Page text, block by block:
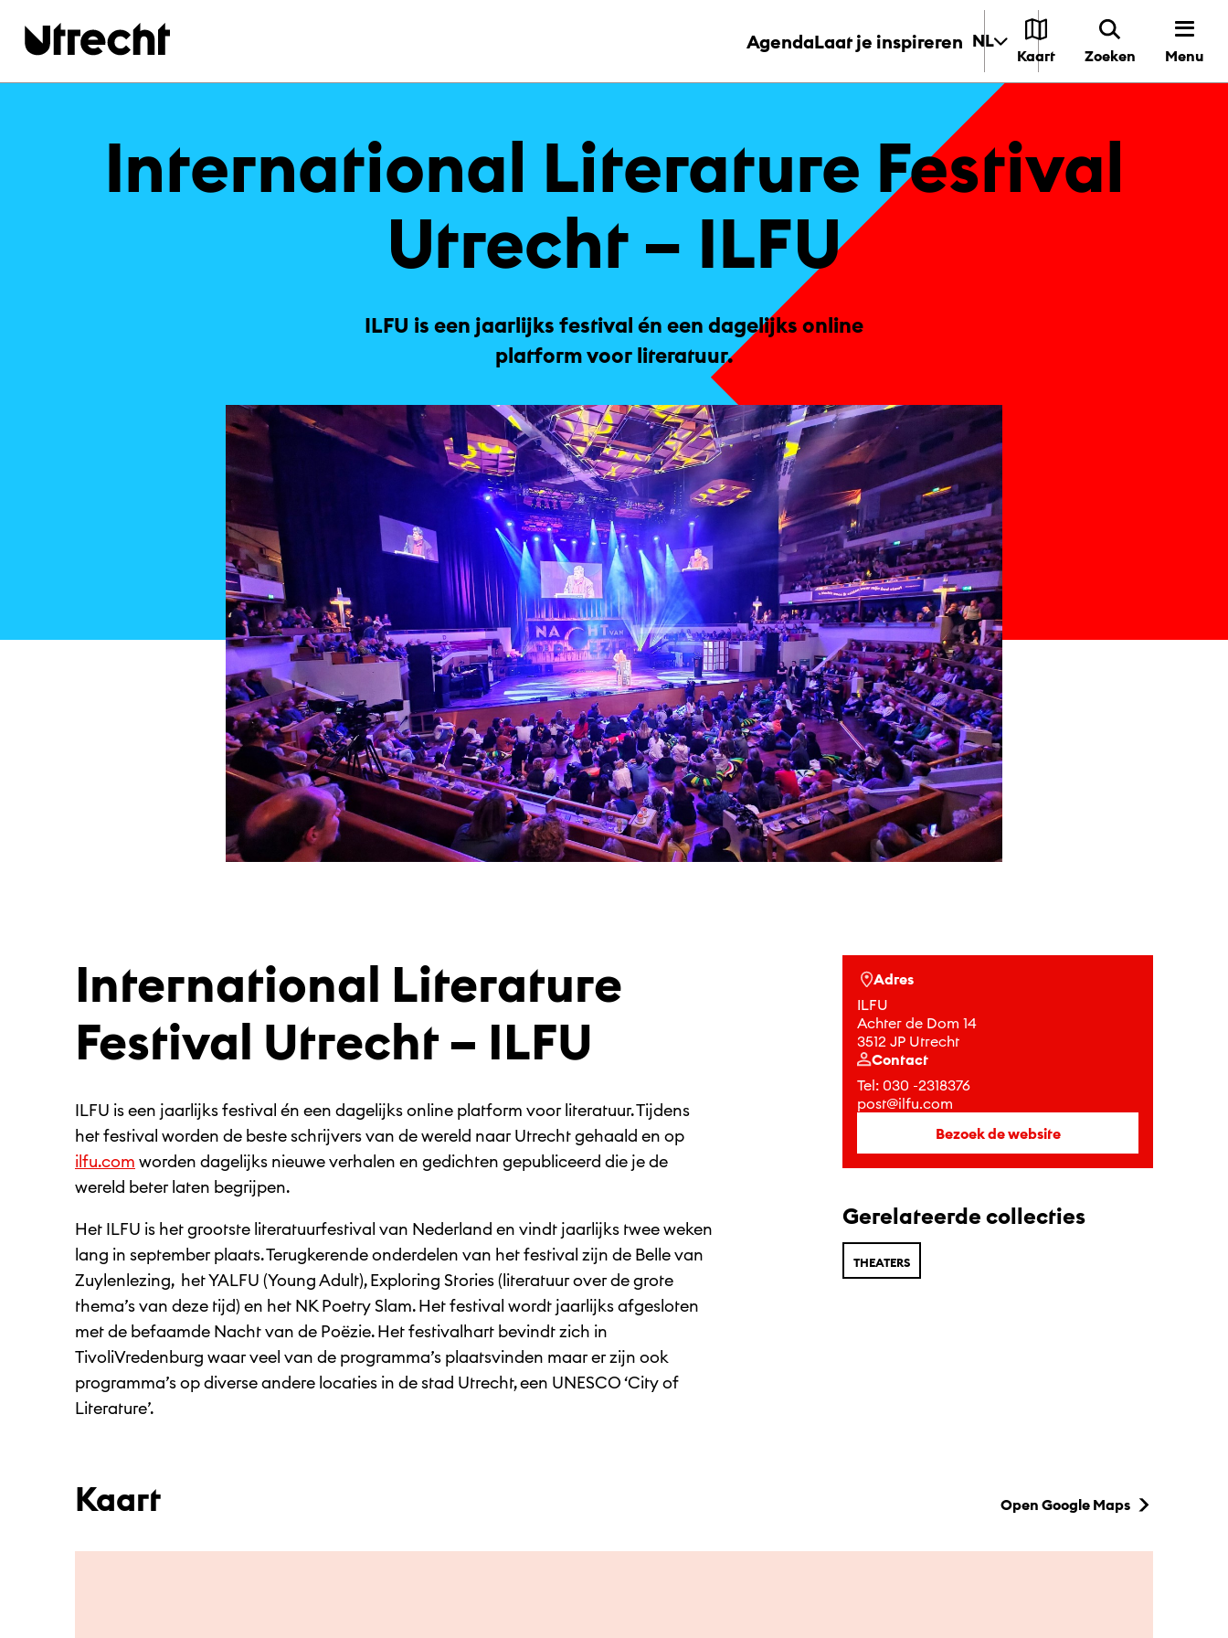
AgendaLaat je inspireren NL
Kaart Zoeken Menu
In­ter­na­tio­nal Li­te­ra­tu­re Fes­ti­val
Ut­recht – ILFU
ILFU is een jaarlijks festival én een dagelijks online
platform voor literatuur.
International Literature
Festival Utrecht – ILFU
ILFU is een jaarlijks festival én een dagelijks online platform voor literatuur. Tijdens
het festival worden de beste schrijvers van de wereld naar Utrecht gehaald en op
ilfu.com worden dagelijks nieuwe verhalen en gedichten gepubliceerd die je de
wereld beter laten begrijpen.
Het ILFU is het grootste literatuurfestival van Nederland en vindt jaarlijks twee weken
lang in september plaats. Terugkerende onderdelen van het festival zijn de Belle van
Zuylenlezing, het YALFU (Young Adult), Exploring Stories (literatuur over de grote
thema’s van deze tijd) en het NK Poetry Slam. Het festival wordt jaarlijks afgesloten
met de befaamde Nacht van de Poëzie. Het festivalhart bevindt zich in
TivoliVredenburg waar veel van de programma’s plaatsvinden maar er zijn ook
programma’s op diverse andere locaties in de stad Utrecht, een UNESCO ‘City of
Literature’.
Adres
ILFU
Achter de Dom 14
3512 JP Utrecht
Contact
Tel: 030 -2318376
post@ilfu.com
Bezoek de website
Gerelateerde collecties
THEATERS
Kaart Open Google Maps